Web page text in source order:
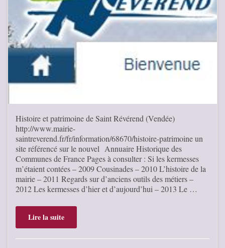
Histoire et patrimoine de Saint Révérend (Vendée)
http://www.mairie-
saintreverend.fr/fr/information/68670/histoire-patrimoine un
site référencé sur le nouvel Annuaire Historique des
Communes de France Pages à consulter : Si les kermesses
m’étaient contées – 2009 Cousinades – 2010 L’histoire de la
mairie – 2011 Regards sur d’anciens outils des métiers –
2012 Les kermesses d’hier et d’aujourd’hui – 2013 Le …
Lire la suite